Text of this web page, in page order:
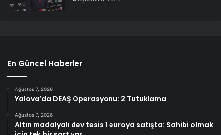
En Güncel Haberler
Ağustos 7, 2026
Yalova’da DEAŞ Operasyonu: 2 Tutuklama
Ağustos 7, 2026
Altın madalyalı dev tesis 1 euroya satışta: Sahibi olmak